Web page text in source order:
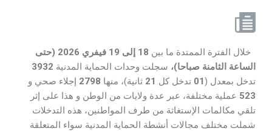
خلال الفترة الممتدة ما بين 18 إلى 19 فيفري 2026 (
حتى
الساعة الثامنة صباحا)، سجلت وحدات الحماية المدنية 3932
تدخل بمعدل (01 تدخل كل 21 ثانية)، منها 2798 إجلاء صحي و
523 عملية مختلفة، عبر عدة ولايات من الوطن و هذا على إثر
تلقي مكالمات الإستغاثة من طرف المواطنين، هذه التدخلات
شملت مختلف مجالات أنشطة الحماية المدنية سواء المتعلقة